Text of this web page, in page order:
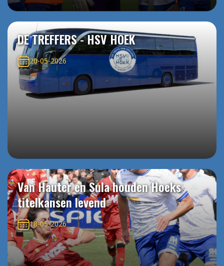
DE TREFFERS - HSV HOEK
20-05-2026
Van Hauter en Sula houden Hoeks
titelkansen levend
18-05-2026